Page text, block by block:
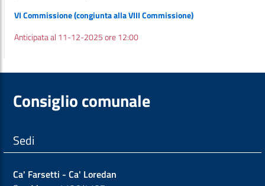
VI Commissione (congiunta alla VIII Commissione)
Anticipata al 11-12-2025 ore 12:00
Consiglio comunale
Sedi
Ca' Farsetti - Ca' Loredan